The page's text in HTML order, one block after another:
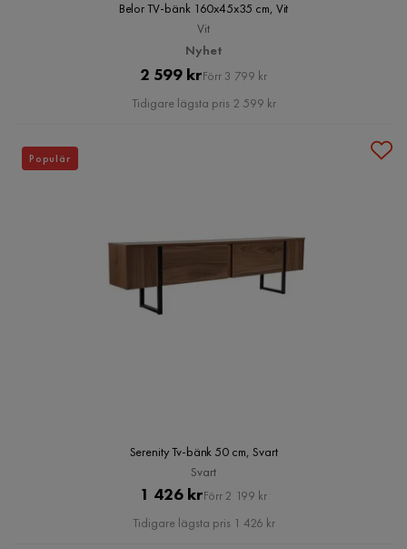
Belor TV-bänk 160x45x35 cm, Vit
Vit
Nyhet
Pris
2 599 krOriginal
Pris
Förr 3 799 kr
Tidigare lägsta pris 2 599 kr
Serenity Tv-bänk 50 cm, Svart
Svart
Pris
1 426 krOriginal
Pris
Förr 2 199 kr
Tidigare lägsta pris 1 426 kr
Populär